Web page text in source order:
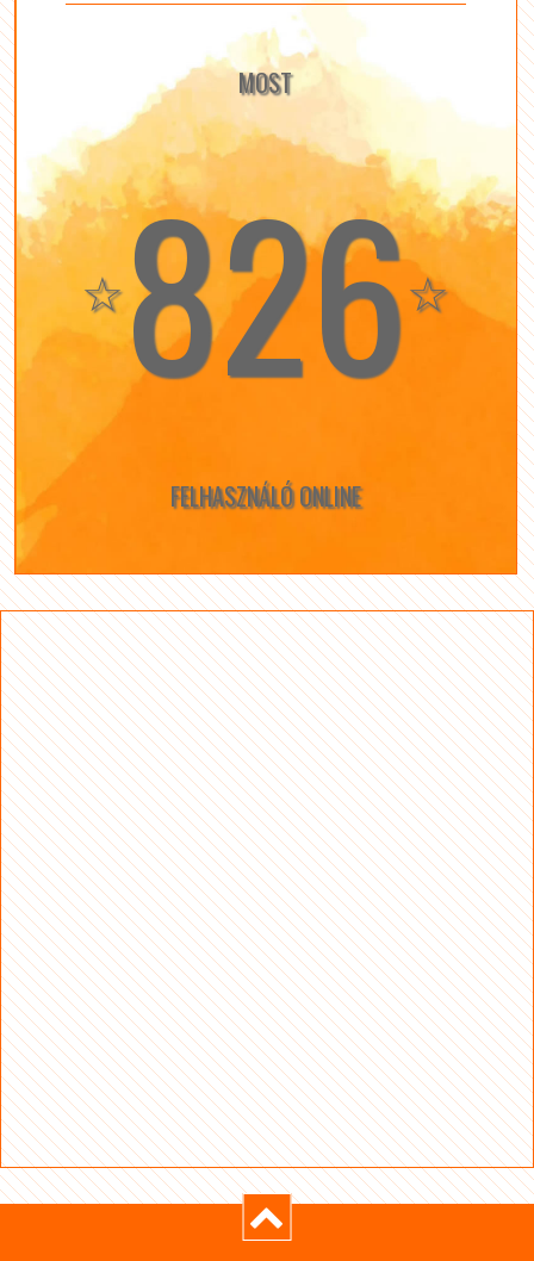
MOST
☆826☆
FELHASZNÁLÓ ONLINE